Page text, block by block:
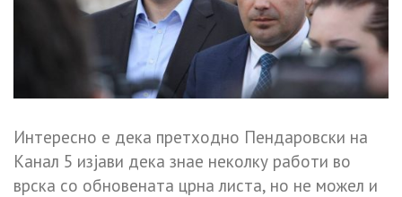
Интересно е дека претходно Пендаровски на
Канал 5 изјави дека знае неколку работи во
врска со обновената црна листа, но не можел и